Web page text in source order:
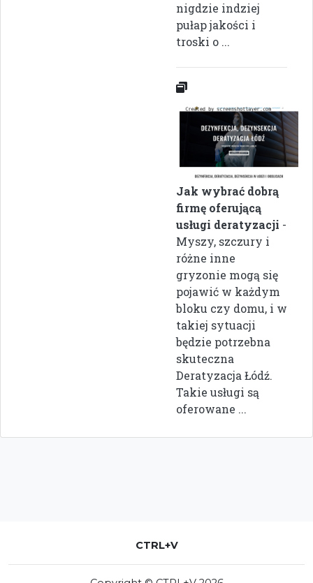
nigdzie indziej
pułap jakości i
troski o ...
Jak wybrać dobrą
firmę oferującą
usługi deratyzacji -
Myszy, szczury i
różne inne
gryzonie mogą się
pojawić w każdym
bloku czy domu, i w
takiej sytuacji
będzie potrzebna
skuteczna
Deratyzacja Łódź.
Takie usługi są
oferowane ...
CTRL+V